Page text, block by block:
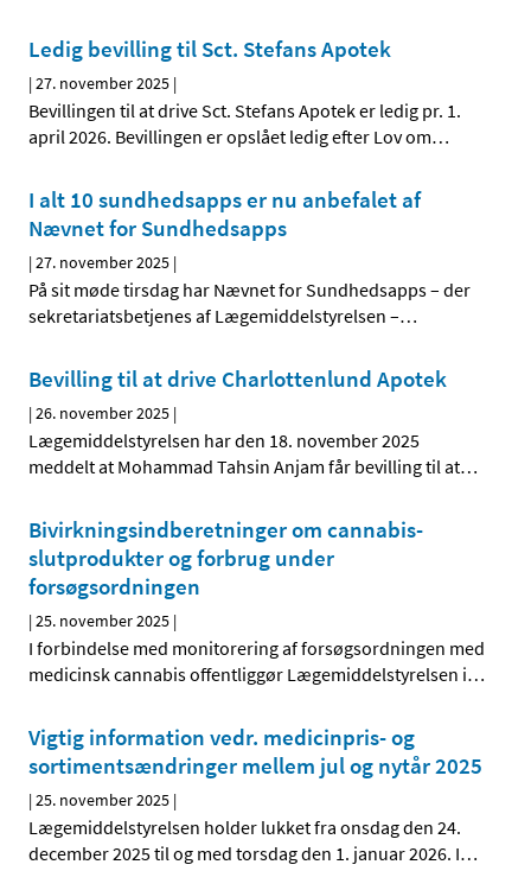
Ledig bevilling til Sct. Stefans Apotek
|27. november 2025 |
Bevillingen til at drive Sct. Stefans Apotek er ledig pr. 1.
april 2026. Bevillingen er opslået ledig efter Lov om…
I alt 10 sundhedsapps er nu anbefalet af
Nævnet for Sundhedsapps
|27. november 2025 |
På sit møde tirsdag har Nævnet for Sundhedsapps – der
sekretariatsbetjenes af Lægemiddelstyrelsen –…
Bevilling til at drive Charlottenlund Apotek
|26. november 2025 |
Lægemiddelstyrelsen har den 18. november 2025
meddelt at Mohammad Tahsin Anjam får bevilling til at…
Bivirkningsindberetninger om cannabis-
slutprodukter og forbrug under
forsøgsordningen
|25. november 2025 |
I forbindelse med monitorering af forsøgsordningen med
medicinsk cannabis offentliggør Lægemiddelstyrelsen i…
Vigtig information vedr. medicinpris- og
sortimentsændringer mellem jul og nytår 2025
|25. november 2025 |
Lægemiddelstyrelsen holder lukket fra onsdag den 24.
december 2025 til og med torsdag den 1. januar 2026. I…